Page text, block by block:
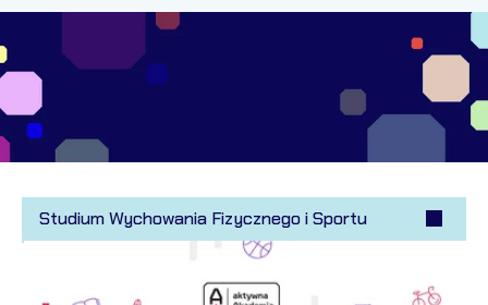
Studium Wychowania Fizycznego i Sportu